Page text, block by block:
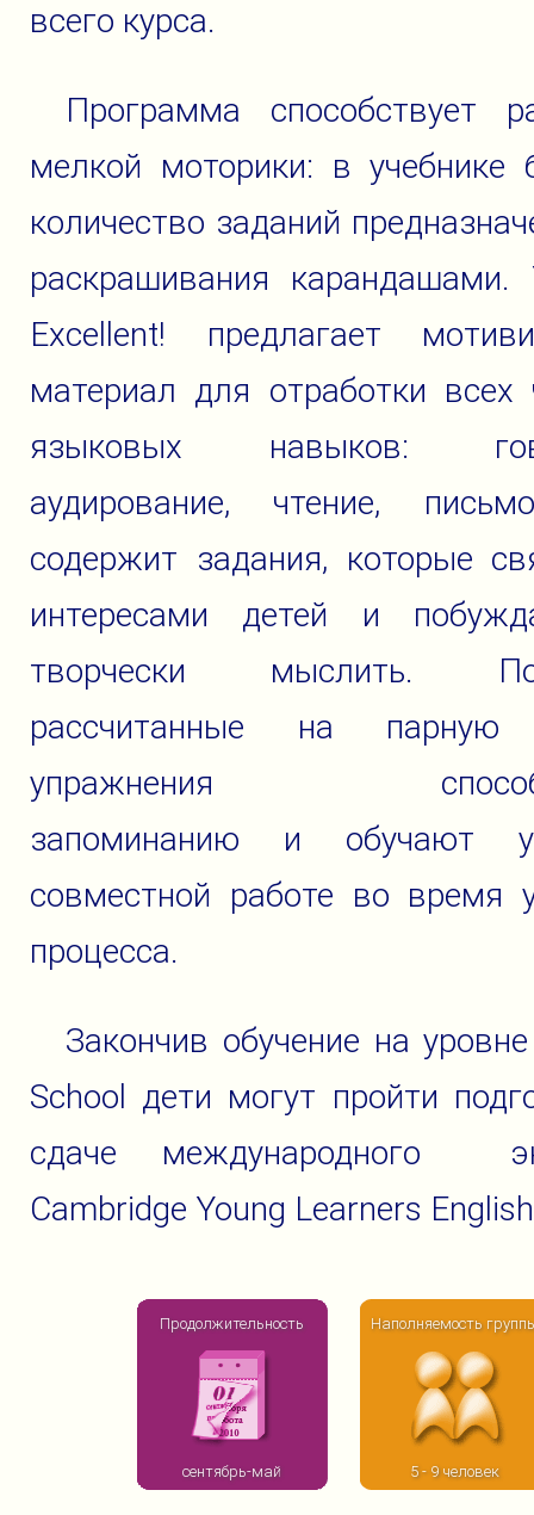
всего курса.
Программа способствует
мелкой моторики: в учебнике
количество заданий
раскрашивания карандашами.
Excellent! предлагает
материал для отработки всех
языковых навыков:
аудирование, чтение,
содержит задания, которые
интересами детей и
творчески мыслить.
рассчитанные на парную
упражнения
запоминанию и обучают
совместной работе во время
процесса.
Закончив обучение на
School дети могут пройти
сдаче международного
Cambridge Young Learners
Продолжительность
сентябрь-май
Наполняемость
5 - 9 человек